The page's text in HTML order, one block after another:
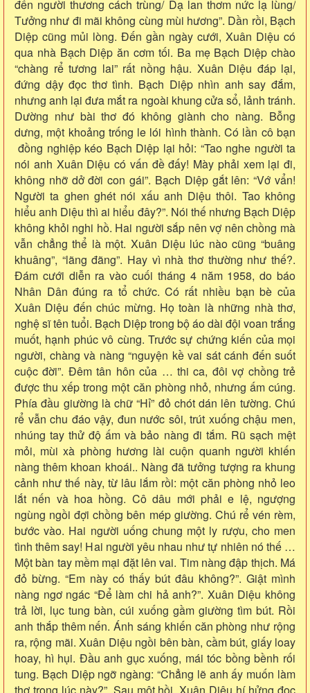
đến người thương cách trùng/ Dạ lan thơm nức lạ lùng/
Tưởng như đi mãi không cùng mùi hương”. Dần rồi, Bạch
Diệp cũng mủi lòng. Đến gần ngày cưới, Xuân Diệu có
qua nhà Bạch Diệp ăn cơm tối. Ba mẹ Bạch Diệp chào
“chàng rể tương lai” rất nồng hậu. Xuân Diệu đáp lại,
đứng dậy đọc thơ tình. Bạch Diệp nhìn anh say đắm,
nhưng anh lại đưa mắt ra ngoài khung cửa sổ, lảnh tránh.
Dường như bài thơ đó không giành cho nàng. Bỗng
dưng, một khoảng trống le lói hình thành. Có lần cô bạn
đồng nghiệp kéo Bạch Diệp lại hỏi: “Tao nghe người ta
nói anh Xuân Diệu có vấn đề đấy! Mày phải xem lại đi,
không nhỡ dở đời con gái”. Bạch Diệp gắt lên: “Vớ vẩn!
Người ta ghen ghét nói xấu anh Diệu thôi. Tao không
hiểu anh Diệu thì ai hiểu đây?”. Nói thế nhưng Bạch Diệp
không khỏi nghi hồ. Hai người sắp nên vợ nên chồng mà
vẫn chẳng thể là một. Xuân Diệu lúc nào cũng “buâng
khuâng”, “lãng đãng”. Hay vì nhà thơ thường như thế?.
Đám cưới diễn ra vào cuối tháng 4 năm 1958, do báo
Nhân Dân đúng ra tổ chức. Có rất nhiều bạn bè của
Xuân Diệu đến chúc mừng. Họ toàn là những nhà thơ,
nghệ sĩ tên tuổi. Bạch Diệp trong bộ áo dài đội voan trắng
muốt, hạnh phúc vô cùng. Trước sự chứng kiến của mọi
người, chàng và nàng “nguyện kề vai sát cánh đến suốt
cuộc đời”. Đêm tân hôn của … thi ca, đôi vợ chồng trẻ
được thu xếp trong một căn phòng nhỏ, nhưng ấm cúng.
Phía đầu giường là chữ “Hỉ” đỏ chót dán lên tường. Chú
rể vẫn chu đáo vậy, đun nước sôi, trút xuống chậu men,
nhúng tay thử độ ấm và bảo nàng đi tắm. Rũ sạch mệt
mỏi, mùi xà phòng hương lài cuộn quanh người khiến
nàng thêm khoan khoái.. Nàng đã tưởng tượng ra khung
cảnh như thế này, từ lâu lắm rồi: một căn phòng nhỏ leo
lắt nến và hoa hồng. Cô dâu mới phải e lệ, ngượng
ngùng ngồi đợi chồng bên mép giường. Chú rể vén rèm,
bước vào. Hai người uống chung một ly rượu, cho men
tình thêm say! Hai người yêu nhau như tự nhiên nó thế …
Một bàn tay mềm mại đặt lên vai. Tim nàng đập thịch. Má
đỏ bừng. “Em này có thấy bút đâu không?”. Giật mình
nàng ngơ ngác “Để làm chi hả anh?”. Xuân Diệu không
trả lời, lục tung bàn, cúi xuống gầm giường tìm bút. Rồi
anh thắp thêm nến. Ánh sáng khiến căn phòng như rộng
ra, rộng mãi. Xuân Diệu ngồi bên bàn, cầm bút, giấy loay
hoay, hì hụi. Đầu anh gục xuống, mái tóc bồng bềnh rối
tung. Bạch Diệp ngỡ ngàng: “Chẳng lẽ anh ấy muốn làm